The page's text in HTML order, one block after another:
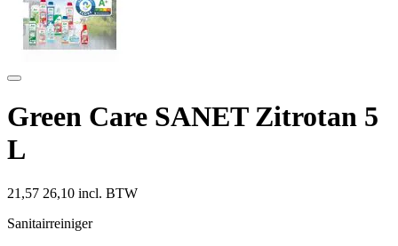
Green Care SANET Zitrotan 5
L
21,57 26,10 incl. BTW
Sanitairreiniger